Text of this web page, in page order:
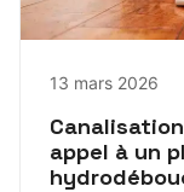
13 mars 2026
appel à un